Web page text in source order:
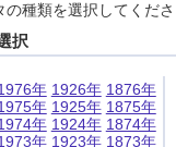
種類を選択してくだ
択
年
年
年
年
1926年
1925年
1924年
1923年
1876年
1875年
1874年
1873年